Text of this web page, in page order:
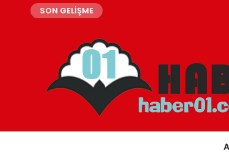
SON GELİŞME